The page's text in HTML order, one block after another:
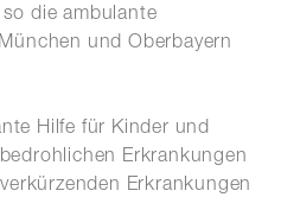
die ambulante
und Oberbayern
Hilfe für Kinder und
Erkrankungen
Erkrankungen